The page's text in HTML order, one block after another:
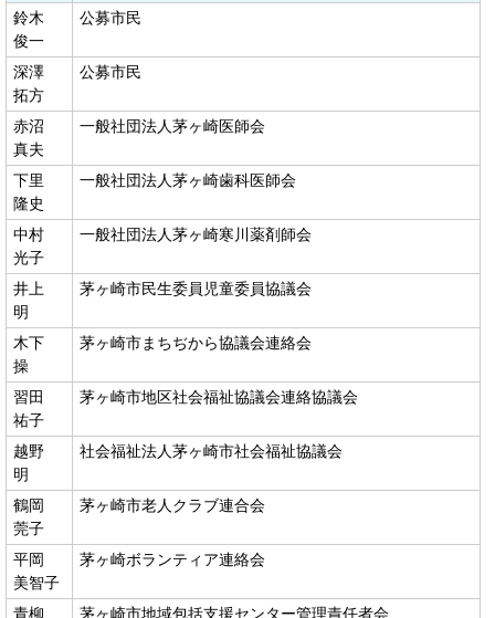
鈴木
俊一
公募市民
深澤
拓方
公募市民
赤沼
真夫
一般社団法人茅ヶ崎医師会
下里
隆史
一般社団法人茅ヶ崎歯科医師会
中村
光子
一般社団法人茅ヶ崎寒川薬剤師会
井上
明
茅ヶ崎市民生委員児童委員協議会
木下
操
茅ヶ崎市まちぢから協議会連絡会
習田
祐子
茅ヶ崎市地区社会福祉協議会連絡協議会
越野
明
社会福祉法人茅ヶ崎市社会福祉協議会
鶴岡
莞子
茅ヶ崎市老人クラブ連合会
平岡
美智子
茅ヶ崎ボランティア連絡会
青柳
茅ヶ崎市地域包括支援センター管理責任者会